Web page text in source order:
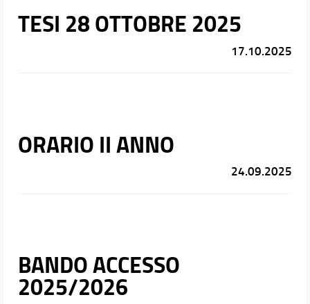
TESI 28 OTTOBRE 2025
17.10.2025
ORARIO II ANNO
24.09.2025
BANDO ACCESSO
2025/2026